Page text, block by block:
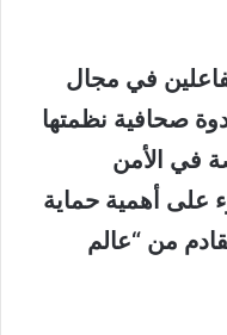
في مجال
صحافية نظمتها
في الأمن
على أهمية حماية
من “عالم